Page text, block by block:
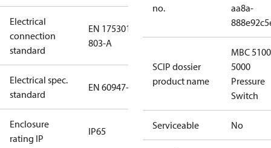
Electrical
connection
standard
EN 175301-
803-A
Electrical spec.
standard
EN 60947-5
Enclosure
rating IP
IP65
no.
aa8a-
SCIP dossier
product name
MBC 5100
5000
Pressure
Switch
Serviceable No